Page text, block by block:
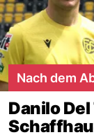
Nach dem
Danilo